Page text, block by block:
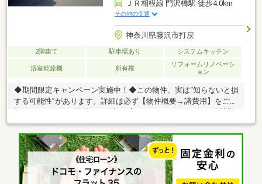
ＪＲ相模線 門沢橋駅 徒歩4.0km
その他の交通
神奈川県藤沢市打戻
2階建て 駐車場あり システムキッチン
浴室乾燥機 所有権
リフォームリノベーシ
ョン
◆期間限定キャンペーン実施中！◆この物件、実は“知らないと損
する可能性”があります。詳細は必ず【物件概要→諸費用】をご確
と比較した際に「え、こんなに違うの？」というケースも多く、
見落とし注意です。当社はSUUMO掲載物件はもちろん、他社掲
載物件もご紹介可能。気になる物件があればURLをお送りくださ
い、同様の条件でご案内できるかすぐお調べします。LINE・オン
ライン相談OK／しつこい営業一切なし。まずはお気軽にご相談く
ださい。